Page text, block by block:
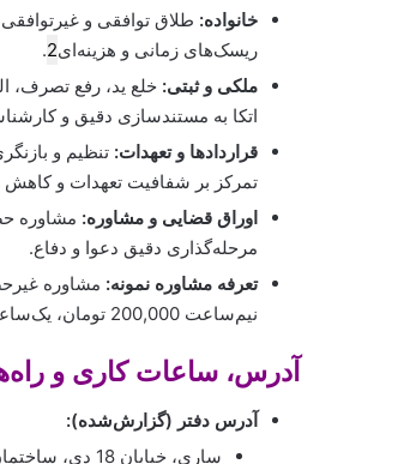
خانواده: طلاق توافقی و
ریسک‌های زمانی و هزینه‌ای2
.
ملکی و ثبتی: خلع ید، رفع تصرف،
اتکا به مستندسازی دقیق و
قراردادها و تعهدات: تنظیم و
تمرکز بر شفافیت تعهدات و
اوراق قضایی و مشاوره: مشاوره
مرحله‌گذاری دقیق دعوا و دفاع.
تعرفه مشاوره نمونه:
نیم‌ساعت 200,000 تومان، یک‌ساعت 250,000 تومان.
آدرس، ساعات کاری و
آدرس دفتر (گزارش‌شده):
ساری، خیابان 18 دی، ساختمان پزشکی محسنـی، طبقه اول.